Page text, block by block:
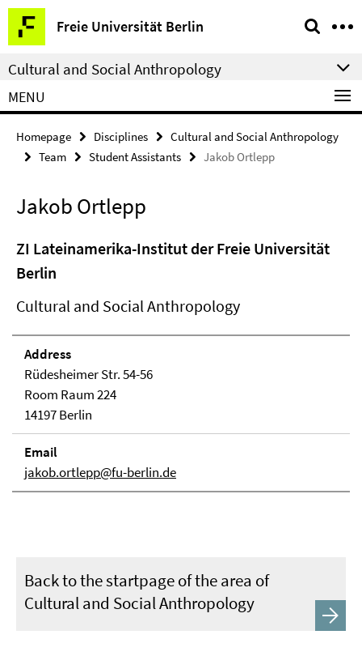
Springe
direkt
zu
Inhalt
Freie Universität Berlin
Service
Navigation
Cultural and Social Anthropology
MENU
Homepage Disciplines
Cultural and Social Anthropology
Team
Student Assistants Jakob Ortlepp
Jakob Ortlepp
ZI Lateinamerika-Institut der Freie Universität
Berlin
Cultural and Social Anthropology
Address
Rüdesheimer Str. 54-56
Room Raum 224
14197 Berlin
Email
jakob.ortlepp@fu-berlin.de
Back to the startpage of the area of
Cultural and Social Anthropology